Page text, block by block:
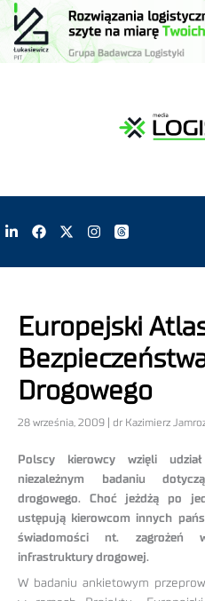
Europejski
Drogowego
28 września, 2009 | dr Kazimierz
Polscy kierowcy wzięli
niezależnym badaniu
drogowego. Choć jeżdżą po
ustępują kierowcom innych
świadomości nt. zagrożeń
infrastruktury drogowej.
W badaniu ankietowym